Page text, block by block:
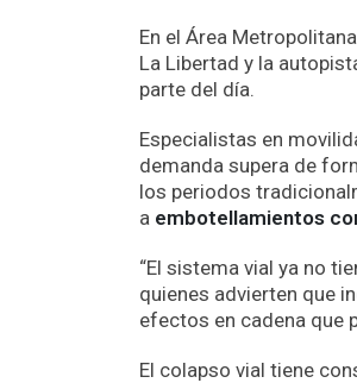
En el Área
La Libertad y la
parte del día.
Especialistas en
demanda supera de
los periodos
a embotellamientos
“El sistema vial ya no
quienes advierten que
efectos en cadena que
El colapso vial tiene